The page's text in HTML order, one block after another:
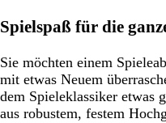
Spielspaß für die
Sie möchten einem
mit etwas Neuem
dem Spieleklassiker etwas
aus robustem, festem